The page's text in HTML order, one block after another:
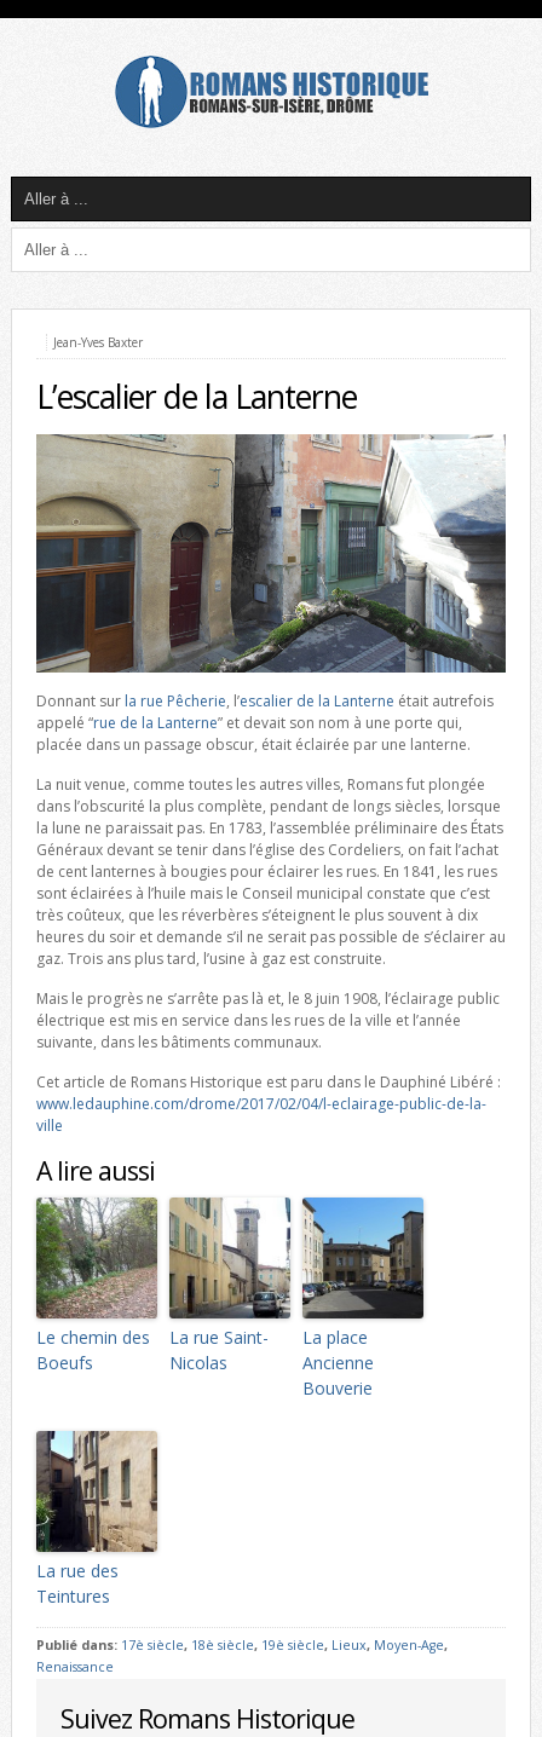
Jean-Yves Baxter
L’escalier de la Lanterne
Donnant sur la rue Pêcherie, l’escalier de la Lanterne était autrefois
appelé “rue de la Lanterne” et devait son nom à une porte qui,
placée dans un passage obscur, était éclairée par une lanterne.
La nuit venue, comme toutes les autres villes, Romans fut plongée
dans l’obscurité la plus complète, pendant de longs siècles, lorsque
la lune ne paraissait pas. En 1783, l’assemblée préliminaire des États
Généraux devant se tenir dans l’église des Cordeliers, on fait l’achat
de cent lanternes à bougies pour éclairer les rues. En 1841, les rues
sont éclairées à l’huile mais le Conseil municipal constate que c’est
très coûteux, que les réverbères s’éteignent le plus souvent à dix
heures du soir et demande s’il ne serait pas possible de s’éclairer au
gaz. Trois ans plus tard, l’usine à gaz est construite.
Mais le progrès ne s’arrête pas là et, le 8 juin 1908, l’éclairage public
électrique est mis en service dans les rues de la ville et l’année
suivante, dans les bâtiments communaux.
Cet article de Romans Historique est paru dans le Dauphiné Libéré :
www.ledauphine.com/drome/2017/02/04/l-eclairage-public-de-la-
ville
A lire aussi
Le chemin des
Boeufs
La rue Saint-
Nicolas
La place
Ancienne
Bouverie
La rue des
Teintures
Publié dans: 17è siècle, 18è siècle, 19è siècle, Lieux, Moyen-Age,
Renaissance
Suivez Romans Historique